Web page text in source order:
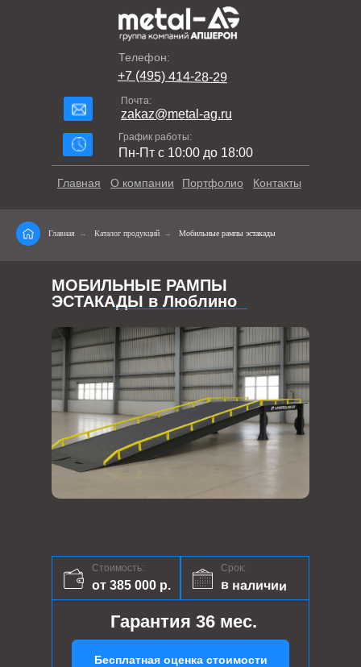
Телефон:
+7 (495) 414-28-29
Почта:
zakaz@metal-ag.ru
График работы:
Пн-Пт с 10:00 до 18:00
Контакты
Портфолио
О компании
Главная
Главная → Каталог продукций → Мобильные рампы эстакады
МОБИЛЬНЫЕ РАМПЫ
ЭСТАКАДЫ в Люблино
Срок:
в наличии
Стоимость:
от 385 000 р.
Гарантия 36 мес.
Бесплатная оценка стоимости